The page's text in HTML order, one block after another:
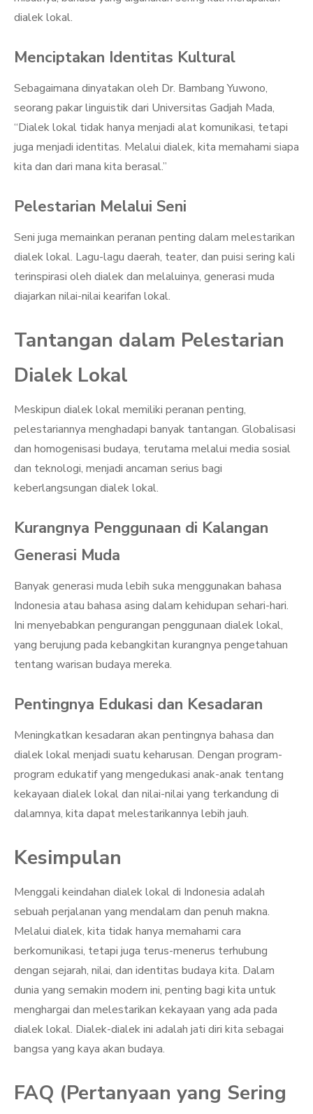
dialek lokal.
Menciptakan Identitas Kultural
Sebagaimana dinyatakan oleh Dr. Bambang Yuwono,
seorang pakar linguistik dari Universitas Gadjah Mada,
“Dialek lokal tidak hanya menjadi alat komunikasi, tetapi
juga menjadi identitas. Melalui dialek, kita memahami siapa
kita dan dari mana kita berasal.”
Pelestarian Melalui Seni
Seni juga memainkan peranan penting dalam melestarikan
dialek lokal. Lagu-lagu daerah, teater, dan puisi sering kali
terinspirasi oleh dialek dan melaluinya, generasi muda
diajarkan nilai-nilai kearifan lokal.
Tantangan dalam Pelestarian
Dialek Lokal
Meskipun dialek lokal memiliki peranan penting,
pelestariannya menghadapi banyak tantangan. Globalisasi
dan homogenisasi budaya, terutama melalui media sosial
dan teknologi, menjadi ancaman serius bagi
keberlangsungan dialek lokal.
Kurangnya Penggunaan di Kalangan
Generasi Muda
Banyak generasi muda lebih suka menggunakan bahasa
Indonesia atau bahasa asing dalam kehidupan sehari-hari.
Ini menyebabkan pengurangan penggunaan dialek lokal,
yang berujung pada kebangkitan kurangnya pengetahuan
tentang warisan budaya mereka.
Pentingnya Edukasi dan Kesadaran
Meningkatkan kesadaran akan pentingnya bahasa dan
dialek lokal menjadi suatu keharusan. Dengan program-
program edukatif yang mengedukasi anak-anak tentang
kekayaan dialek lokal dan nilai-nilai yang terkandung di
dalamnya, kita dapat melestarikannya lebih jauh.
Kesimpulan
Menggali keindahan dialek lokal di Indonesia adalah
sebuah perjalanan yang mendalam dan penuh makna.
Melalui dialek, kita tidak hanya memahami cara
berkomunikasi, tetapi juga terus-menerus terhubung
dengan sejarah, nilai, dan identitas budaya kita. Dalam
dunia yang semakin modern ini, penting bagi kita untuk
menghargai dan melestarikan kekayaan yang ada pada
dialek lokal. Dialek-dialek ini adalah jati diri kita sebagai
bangsa yang kaya akan budaya.
FAQ (Pertanyaan yang Sering